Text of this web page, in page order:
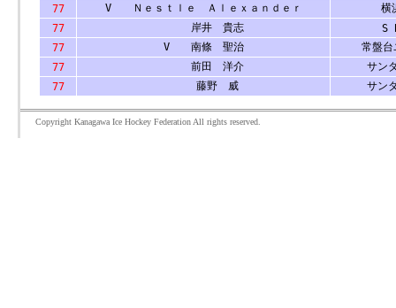
77
V Ｎｅｓｔｌｅ Ａｌｅｘａｎｄｅｒ
横
77
岸井 貴志
S
77
V 南條 聖治
常盤台
77
前田 洋介
サン
77
藤野 威 サン
Copyright Kanagawa Ice Hockey Federation All rights reserved.